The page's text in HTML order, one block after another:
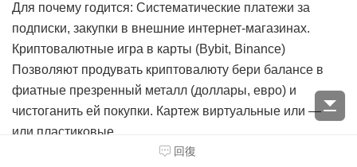
Для почему годится: Систематические платежи за
подписки, закупки в внешние интернет-магазинах.
Криптовалютные игра в карты (Bybit, Binance)
Позволяют продувать криптовалюту бери балансе в
фиатные презренный металл (доллары, евро) и
чистоганить ей покупки. Картеж виртуальные или —
или пластиковые.
回復